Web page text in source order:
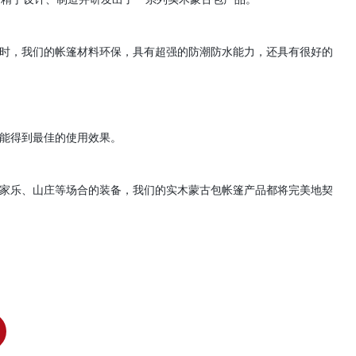
，我们的帐篷材料环保，具有超强的防潮防水能力，还具有很好的
得到最佳的使用效果。
乐、山庄等场合的装备，我们的实木蒙古包帐篷产品都将完美地契